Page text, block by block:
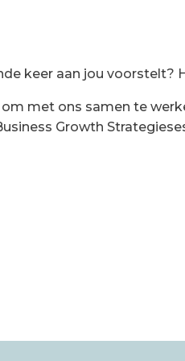
keer aan jou voorstelt?
met ons samen te
Growth